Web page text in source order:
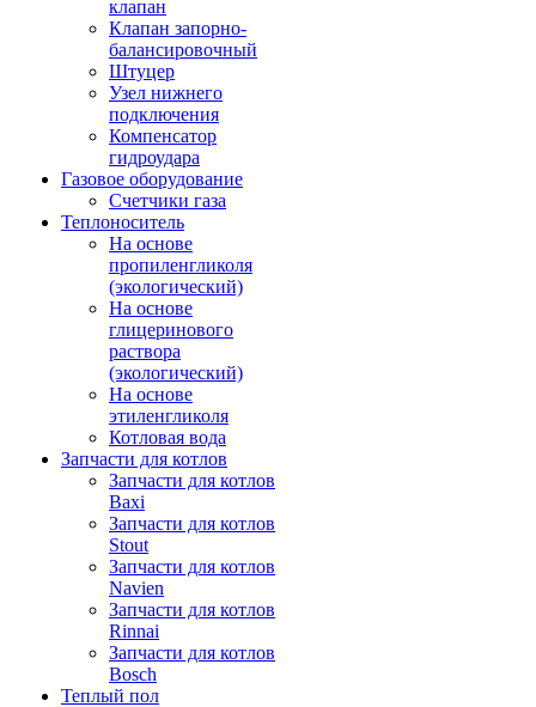
клапан
Клапан запорно-
балансировочный
Штуцер
Узел нижнего
подключения
Компенсатор
гидроудара
Газовое оборудование
Счетчики газа
Теплоноситель
На основе
пропиленгликоля
(экологический)
На основе
глицеринового
раствора
(экологический)
На основе
этиленгликоля
Котловая вода
Запчасти для котлов
Запчасти для котлов
Baxi
Запчасти для котлов
Stout
Запчасти для котлов
Navien
Запчасти для котлов
Rinnai
Запчасти для котлов
Bosch
Теплый пол